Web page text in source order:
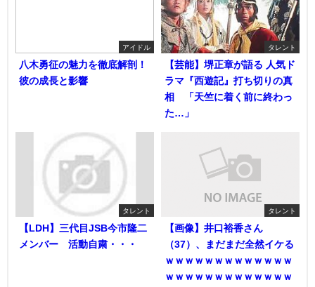
アイドル
八木勇征の魅力を徹底解剖！
彼の成長と影響
タレント
【芸能】堺正章が語る 人気ド
ラマ『西遊記』打ち切りの真
相 「天竺に着く前に終わっ
た…」
タレント
【LDH】三代目JSB今市隆二
メンバー 活動自粛・・・
タレント
【画像】井口裕香さん
（37）、まだまだ全然イケる
ｗｗｗｗｗｗｗｗｗｗｗｗｗ
ｗｗｗｗｗｗｗｗｗｗｗｗｗ